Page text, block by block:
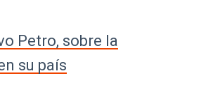
Petro, sobre la
su país